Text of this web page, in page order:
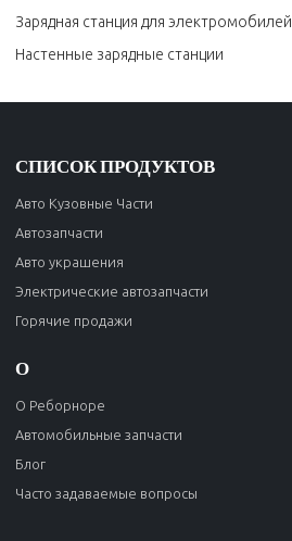
Зарядная станция для электромобилей
Настенные зарядные станции
СПИСОК ПРОДУКТОВ
Авто Кузовные Части
Автозапчасти
Авто украшения
Электрические автозапчасти
Горячие продажи
О
О Реборноре
Автомобильные запчасти
Блог
Часто задаваемые вопросы